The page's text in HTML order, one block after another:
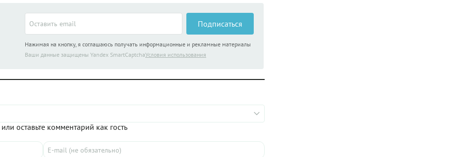
Подписаться
Нажимая на кнопку, я соглашаюсь получать информационные и рекламные материалы
Ваши данные защищены Yandex SmartCaptchaУсловия использования
или оставьте комментарий как гость